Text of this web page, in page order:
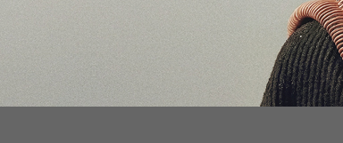
entre los 30